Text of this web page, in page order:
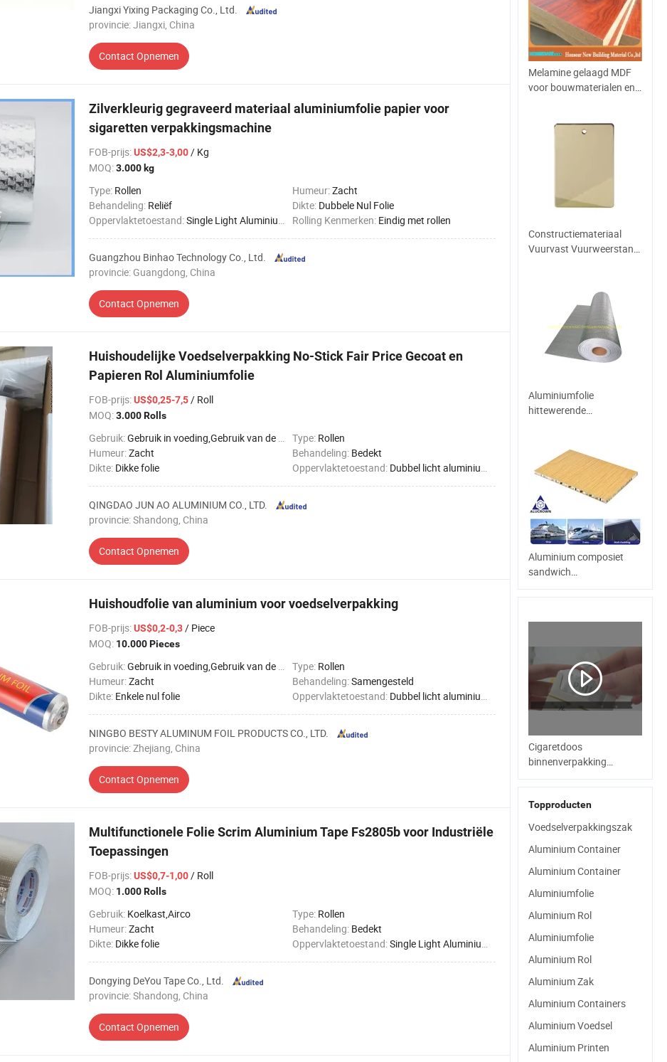
Jiangxi Yixing Packaging Co., Ltd.
provincie: Jiangxi, China
Contact Opnemen
Zilverkleurig gegraveerd materiaal aluminiumfolie papier voor
sigaretten verpakkingsmachine
FOB-prijs:US$2,3-3,00/ Kg
MOQ:3.000 kg
Type: Rollen Humeur:Zacht
Behandeling: Reliëf Dikte: Dubbele Nul Folie
Oppervlaktetoestand:Single Light Aluminium Foil Rolling Kenmerken: Eindig met rollen
Guangzhou Binhao Technology Co., Ltd.
provincie: Guangdong, China
Contact Opnemen
Huishoudelijke Voedselverpakking No-Stick Fair Price Gecoat en
Papieren Rol Aluminiumfolie
FOB-prijs:US$0,25-7,5/ Roll
MOQ:3.000 Rolls
Gebruik:Gebruik in voeding,Gebruik van de keuken,Farmaceutisch Type: Rollen
Humeur:Zacht Behandeling: Bedekt
Dikte: Dikke folie Oppervlaktetoestand: Dubbel licht aluminiumfolie
QINGDAO JUN AO ALUMINIUM CO., LTD.
provincie: Shandong, China
Contact Opnemen
Huishoudfolie van aluminium voor voedselverpakking
FOB-prijs:US$0,2-0,3/ Piece
MOQ: 10.000 Pieces
Gebruik:Gebruik in voeding,Gebruik van de keuken,Label & Tag Type: Rollen
Humeur:Zacht Behandeling:Samengesteld
Dikte: Enkele nul folie Oppervlaktetoestand: Dubbel licht aluminiumfolie
NINGBO BESTY ALUMINUM FOIL PRODUCTS CO., LTD.
provincie: Zhejiang, China
Contact Opnemen
Multifunctionele Folie Scrim Aluminium Tape Fs2805b voor Industriële
Toepassingen
FOB-prijs:US$0,7-1,00/ Roll
MOQ: 1.000 Rolls
Gebruik: Koelkast,Airco Type: Rollen
Humeur:Zacht Behandeling: Bedekt
Dikte: Dikke folie Oppervlaktetoestand:Single Light Aluminium Foil
Dongying DeYou Tape Co., Ltd.
provincie: Shandong, China
Contact Opnemen
Melamine gelaagd MDF
voor bouwmaterialen en
Constructiemateriaal
Vuurvast Vuurweerstand
Aluminium Composiet
Paneel Aluminium met
ASTM PPG PVDF PE
Coating Hoge Kwaliteit
Aluminiumfolie
hittewerende
Aluminium composiet
sandwich
honingraatpaneel voor
gevelinterieurdecoratie
Cigaretdoos
binnenverpakking
aluminiumfolie papier met
gepersonaliseerde maat
Topproducten
Voedselverpakkingszak
Aluminium Container
Aluminium Container
Aluminiumfolie
Aluminium Rol
Aluminiumfolie
Aluminium Rol
Aluminium Zak
Aluminium Containers
Aluminium Voedsel
Aluminium Printen